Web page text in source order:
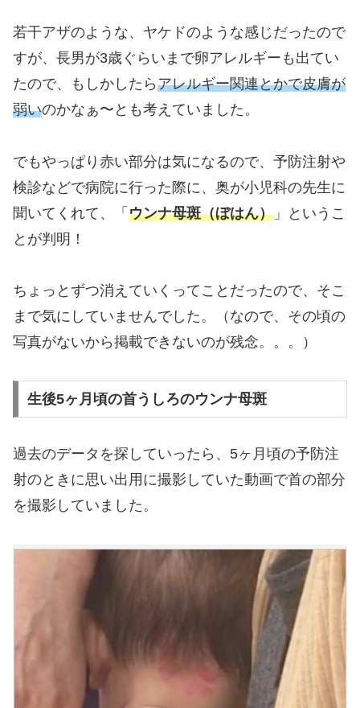
若干アザのような、ヤケドのような感じだったので
すが、長男が3歳ぐらいまで卵アレルギーも出てい
たので、もしかしたらアレルギー関連とかで皮膚が
弱いのかなぁ〜とも考えていました。
でもやっぱり赤い部分は気になるので、予防注射や
検診などで病院に行った際に、奥が小児科の先生に
聞いてくれて、「 ウンナ母斑（ぼはん） 」というこ
とが判明！
ちょっとずつ消えていくってことだったので、そこ
まで気にしていませんでした。（なので、その頃の
写真がないから掲載できないのが残念。。。）
生後5ヶ月頃の首うしろのウンナ母斑
過去のデータを探していったら、5ヶ月頃の予防注
射のときに思い出用に撮影していた動画で首の部分
を撮影していました。